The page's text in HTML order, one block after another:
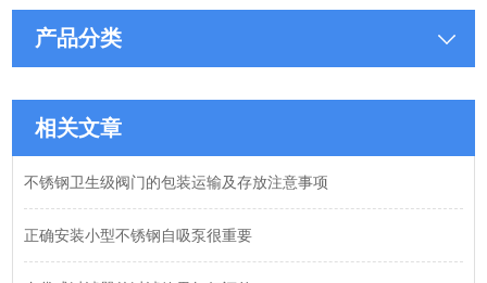
产品分类
相关文章
不锈钢卫生级阀门的包装运输及存放注意事项
正确安装小型不锈钢自吸泵很重要